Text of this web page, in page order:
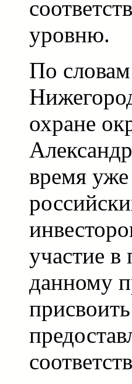
уровню.
По словам
охране
время
участие в
данному